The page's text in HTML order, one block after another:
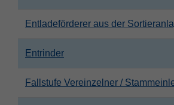
Entladeförderer aus der
Entrinder
Fallstufe Vereinzelner /